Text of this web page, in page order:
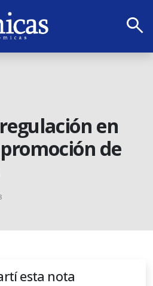
search
en
de
esta nota